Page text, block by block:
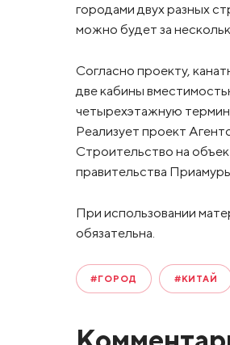
городами двух разных
можно будет за
Согласно проекту,
две кабины
четырехэтажную
Реализует проект
Строительство на
правительства
При использовании
обязательна.
#ГОРОД #КИТАЙ